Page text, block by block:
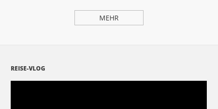
MEHR
REISE-VLOG